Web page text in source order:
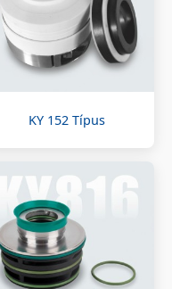
KY 152 Típus